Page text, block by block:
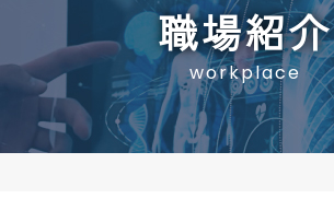
職場紹介
workplace